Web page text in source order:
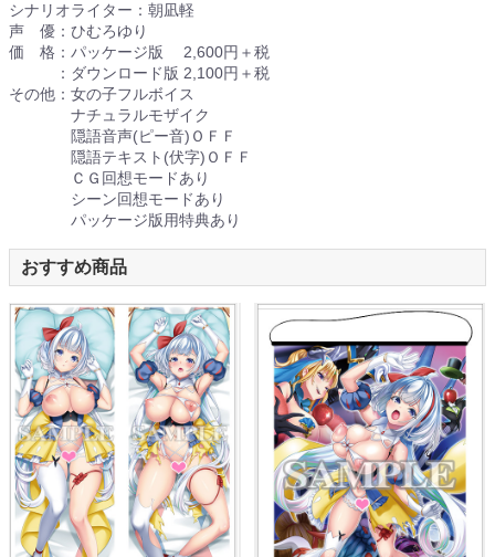
シナリオライター：朝凪軽
声 優：ひむろゆり
価 格：パッケージ版 2,600円＋税
：ダウンロード版 2,100円＋税
その他：女の子フルボイス
ナチュラルモザイク
隠語音声(ピー音)ＯＦＦ
隠語テキスト(伏字)ＯＦＦ
ＣＧ回想モードあり
シーン回想モードあり
パッケージ版用特典あり
おすすめ商品